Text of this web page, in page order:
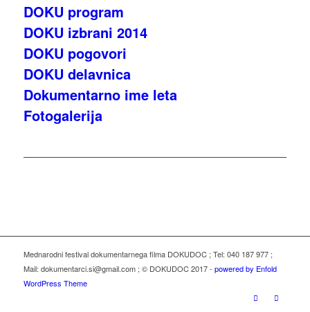
DOKU program
DOKU izbrani 2014
DOKU pogovori
DOKU delavnica
Dokumentarno ime leta
Fotogalerija
Mednarodni festival dokumentarnega filma DOKUDOC ; Tel: 040 187 977 ;
Mail: dokumentarci.si@gmail.com ; © DOKUDOC 2017 - powered by Enfold
WordPress Theme